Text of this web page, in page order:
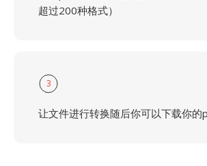
超过200种格式）
3
让文件进行转换随后你可以下载你的